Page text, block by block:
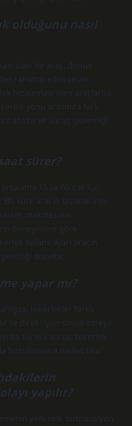
olduğunu nasıl
olan bir araç, dönüş
rahatsız edici sesler
hizalaması olan araçlarda,
yönü arasında fark
azaltır ve sürüş güvenliği
sürer?
15 ila 60 dakika
Bu süre aracın lastiklerinin
makinesinin
deneyimine göre
balans ayarı aracın
düzeltir.
yapar mı?
tekerlekler farklı
ve direksiyon simidi titreşir.
sürekli sürüş, tekerlek
bozulmasına neden olur.
yapılır?
yanı sıra, süspansiyon